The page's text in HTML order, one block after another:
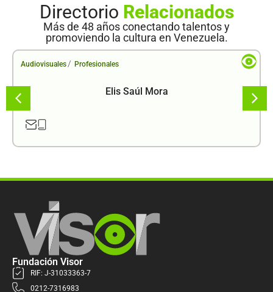
Directorio Relacionados
Más de 48 años conectando talentos y
promoviendo la cultura en Venezuela.
Audiovisuales / Profesionales
Elis Saúl Mora
Fundación Visor
RIF: J-31033363-7
0212-7316983